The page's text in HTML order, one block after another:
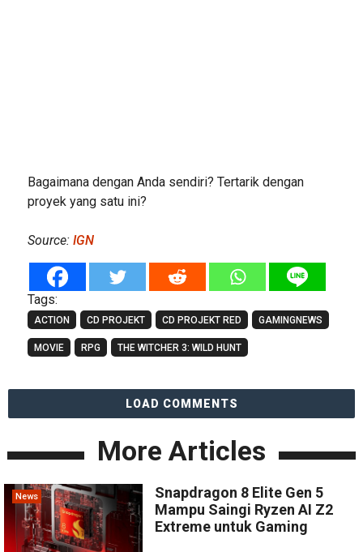
Bagaimana dengan Anda sendiri? Tertarik dengan
proyek yang satu ini?
Source: IGN
Tags:
ACTION CD PROJEKT CD PROJEKT RED GAMINGNEWS
MOVIE RPG THE WITCHER 3: WILD HUNT
LOAD COMMENTS
More Articles
News
Snapdragon 8 Elite Gen 5
Mampu Saingi Ryzen AI Z2
Extreme untuk Gaming